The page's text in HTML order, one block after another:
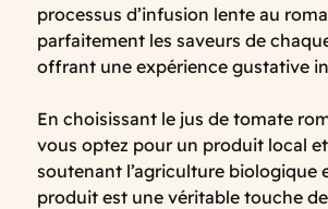
processus d’infusion lente au
parfaitement les saveurs de
offrant une expérience gustative
En choisissant le jus de tomate
vous optez pour un produit local
soutenant l’agriculture biologique
produit est une véritable touche